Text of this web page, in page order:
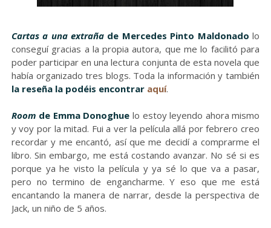
Cartas a una extraña de Mercedes Pinto Maldonado lo
conseguí gracias a la propia autora, que me lo facilitó para
poder participar en una lectura conjunta de esta novela que
había organizado tres blogs. Toda la información y también
la reseña la podéis encontrar aquí.
Room de Emma Donoghue lo estoy leyendo ahora mismo
y voy por la mitad. Fui a ver la película allá por febrero creo
recordar y me encantó, así que me decidí a comprarme el
libro. Sin embargo, me está costando avanzar. No sé si es
porque ya he visto la película y ya sé lo que va a pasar,
pero no termino de engancharme. Y eso que me está
encantando la manera de narrar, desde la perspectiva de
Jack, un niño de 5 años.